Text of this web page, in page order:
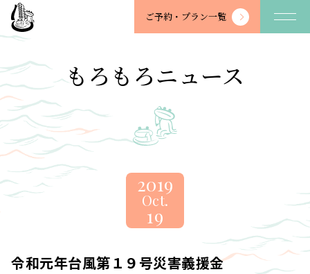
望
川
-
BOSENKAN
ご予約・ プラン一覧
もろもろニュース
2019
Oct.
19
令和元年台風第１９号災害義援金